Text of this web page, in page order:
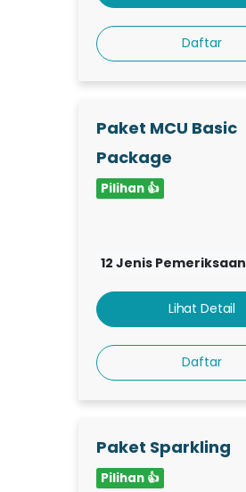
Daftar
Paket MCU Basic
Package
Pilihan 👍
12 Jenis Pemeriksaan
Lihat Detail
Daftar
Paket Sparkling
Pilihan 👍